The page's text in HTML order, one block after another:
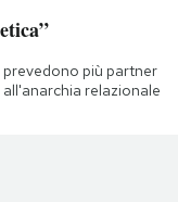
più partner
relazionale